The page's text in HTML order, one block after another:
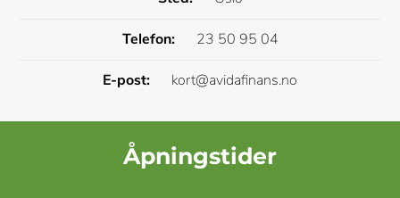
Telefon: 23 50 95 04
E-post: kort@avidafinans.no
Åpningstider